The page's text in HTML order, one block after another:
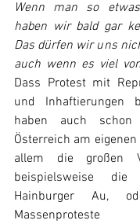
Wenn man so
haben wir bald gar
Das dürfen wir uns
auch wenn es viel
Dass Protest mit
und Inhaftierungen
haben auch
Österreich am
allem die großen
beispielsweise
Hainburger Au,